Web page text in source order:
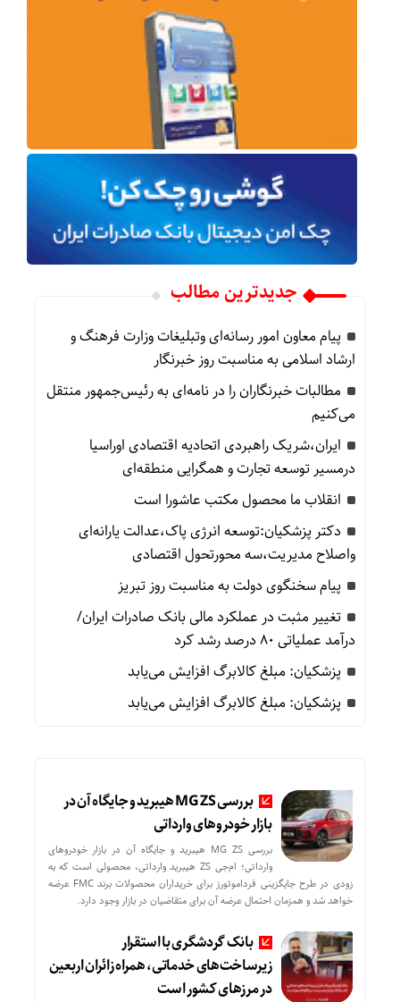
جدیدترین مطالب
پیام معاون امور رسانه‌ای وتبلیغات وزارت فرهنگ و
ارشاد اسلامی به مناسبت روز خبرنگار
مطالبات خبرنگاران را در نامه‌ای به رئیس‌جمهور منتقل
می‌کنیم
ایران،شریک راهبردی اتحادیه اقتصادی اوراسیا
درمسیر توسعه تجارت و همگرایی منطقه‌ای
انقلاب ما محصول مکتب عاشورا است
دکتر پزشکیان:توسعه انرژی پاک،عدالت یارانه‌ای
واصلاح مدیریت،سه محورتحول اقتصادی
پیام سخنگوی دولت به مناسبت روز تبریز
تغییر مثبت در عملکرد مالی بانک صادرات ایران/
درآمد عملیاتی 80 درصد رشد کرد
پزشکیان: مبلغ کالابرگ افزایش می‌یابد
پزشکیان: مبلغ کالابرگ افزایش می‌یابد
بررسی MG ZS هیبرید و جایگاه آن در
بازار خودروهای وارداتی
بررسی MG ZS هیبرید و جایگاه آن در بازار خودروهای
وارداتی؛ ام‌جی ZS هیبرید وارداتی، محصولی است که به
زودی در طرح جایگزینی فرداموتورز برای خریداران محصولات برند FMC عرضه
خواهد شد و همزمان احتمال عرضه آن برای متقاضیان در بازار وجود دارد.
بانک گردشگری با استقرار
زیرساخت‌های خدماتی، همراه زائران اربعین
در مرزهای کشور است